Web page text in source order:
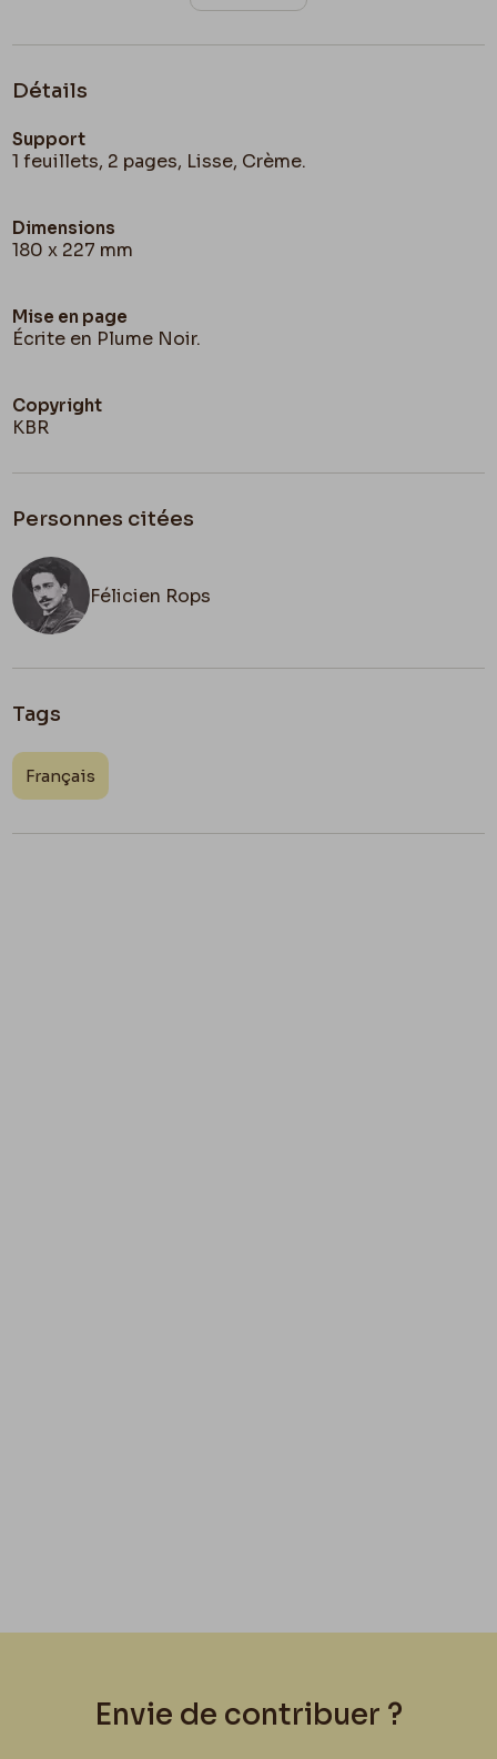
Détails
Support
1 feuillets, 2 pages, Lisse, Crème.
Dimensions
180 x 227 mm
Mise en page
Écrite en Plume Noir.
Copyright
KBR
Personnes citées
Félicien Rops
Tags
Français
Envie de contribuer ?